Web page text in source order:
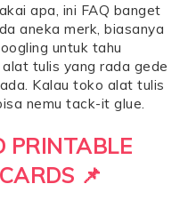
apa, ini FAQ banget
aneka merk, biasanya
untuk tahu
tulis yang rada gede
Kalau toko alat tulis
nemu tack-it glue.
PRINTABLE
📌